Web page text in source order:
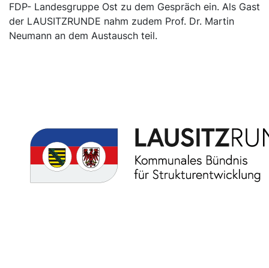
FDP- Landesgruppe Ost zu dem Gespräch ein. Als Gast
der LAUSITZRUNDE nahm zudem Prof. Dr. Martin
Neumann an dem Austausch teil.